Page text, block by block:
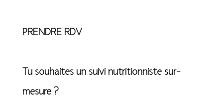
PRENDRE RDV
Tu souhaites un suivi nutritionniste sur-
mesure ?